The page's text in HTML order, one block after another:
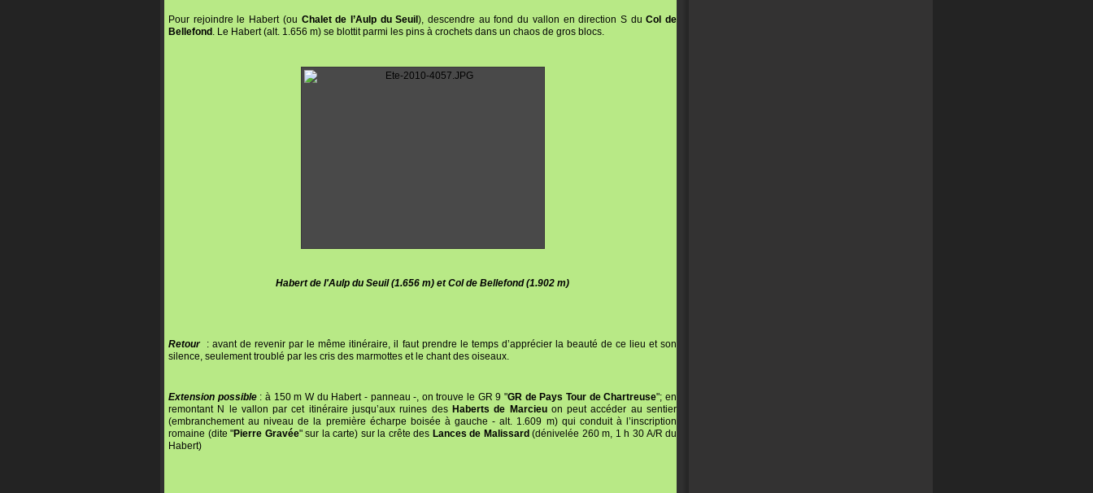
Pour rejoindre le Habert (ou Chalet de l’Aulp du Seuil), descendre au fond du vallon en direction S duCol de
Bellefond . Le Habert (alt. 1.656 m) se blottit parmi les pins à crochets dans un chaos de gros blocs.
Habert de l'Aulp du Seuil (1.656 m) et Col de Bellefond (1.902 m)
Retour: avant de revenir par le même itinéraire, il faut prendre le temps d’apprécier la beauté de ce lieu et son
silence, seulement troublé par les cris des marmottes et le chant des oiseaux.
Extension possible: à 150 m W du Habert - panneau -, on trouve le GR 9 "GR de Pays Tour de Chartreuse"; en
remontant N le vallon par cet itinéraire jusqu’aux ruines des Haberts de Marcieuon peut accéder au sentier
(embranchement au niveau de la première écharpe boisée à gauche - alt. 1.609 m) qui conduit à l’inscription
romaine (dite "Pierre Gravée" sur la carte) sur la crête des Lances de Malissard (dénivelée 260 m, 1 h 30 A/R du
Habert)